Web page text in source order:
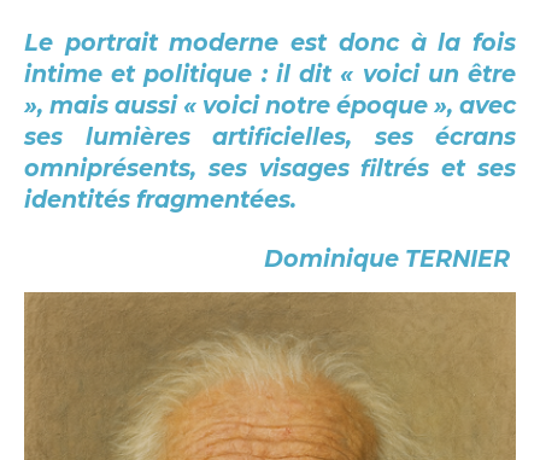
Le portrait moderne est donc à la fois
intime et politique : il dit « voici un être
», mais aussi « voici notre époque », avec
ses lumières artificielles, ses écrans
omniprésents, ses visages filtrés et ses
identités fragmentées.
Dominique TERNIER